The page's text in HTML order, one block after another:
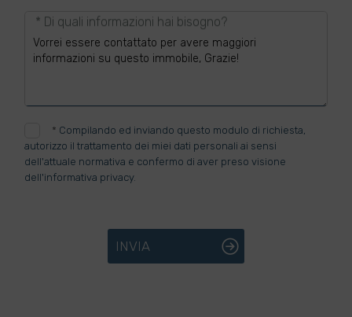
* Di quali informazioni hai bisogno?
* Compilando ed inviando questo modulo di richiesta,
autorizzo il trattamento dei miei dati personali ai sensi
dell'attuale normativa e confermo di aver preso visione
dell'informativa privacy.
INVIA